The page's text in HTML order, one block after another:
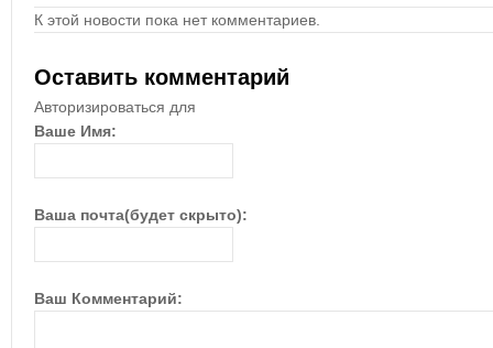
К этой новости пока нет комментариев.
Оставить комментарий
Авторизироваться для
Ваше Имя:
Ваша почта(будет скрыто):
Ваш Комментарий: